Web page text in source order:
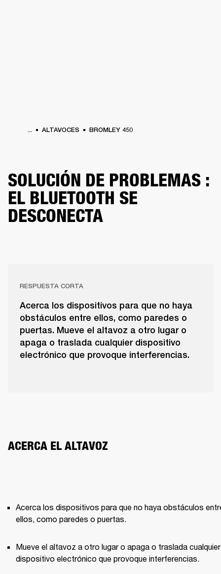
... ALTAVOCES BROMLEY 450
SOLUCIÓN DE PROBLEMAS :
EL BLUETOOTH SE
DESCONECTA
RESPUESTA CORTA
Acerca los dispositivos para que no haya
obstáculos entre ellos, como paredes o
puertas. Mueve el altavoz a otro lugar o
apaga o traslada cualquier dispositivo
electrónico que provoque interferencias.
ACERCA EL ALTAVOZ
Acerca los dispositivos para que no haya obstáculos
ellos, como paredes o puertas.
Mueve el altavoz a otro lugar o apaga o traslada cualquier
dispositivo electrónico que provoque interferencias.